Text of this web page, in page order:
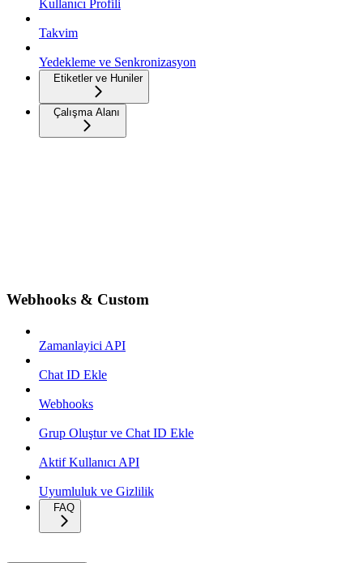
Kullanıcı Profili
Takvim
Yedekleme ve Senkronizasyon
Etiketler ve Huniler
Çalışma Alanı
Webhooks & Custom
Zamanlayici API
Chat ID Ekle
Webhooks
Grup Oluştur ve Chat ID Ekle
Aktif Kullanıcı API
Uyumluluk ve Gizlilik
FAQ